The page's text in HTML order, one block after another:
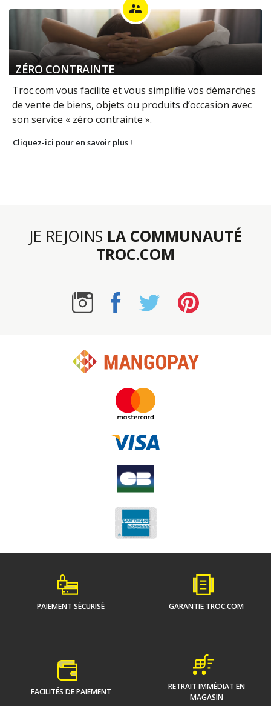
supervisor_account
ZÉRO CONTRAINTE
Troc.com vous facilite et vous simplifie vos démarches
de vente de biens, objets ou produits d’occasion avec
son service « zéro contrainte ».
Cliquez-ici pour en savoir plus !
JE REJOINS LA COMMUNAUTÉ
TROC.COM
PAIEMENT SÉCURISÉ GARANTIE TROC.COM
FACILITÉS DE PAIEMENT
RETRAIT IMMÉDIAT EN
MAGASIN